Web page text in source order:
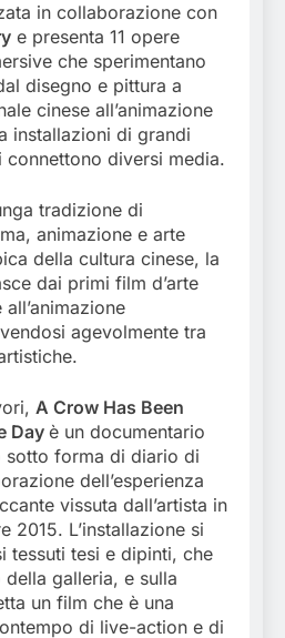
in collaborazione con
e presenta 11 opere
che sperimentano
disegno e pittura a
cinese all’animazione
installazioni di grandi
connettono diversi media.
tradizione di
animazione e arte
della cultura cinese, la
dai primi film d’arte
agevolmente tra
A Crow Has Been
Day è un documentario
sotto forma di diario di
dell’esperienza
vissuta dall’artista in
2015. L’installazione si
tessuti tesi e dipinti, che
galleria, e sulla
un film che è una
di live-action e di